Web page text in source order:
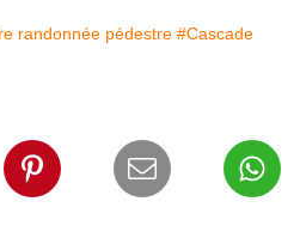
randonnée pédestre #Cascade